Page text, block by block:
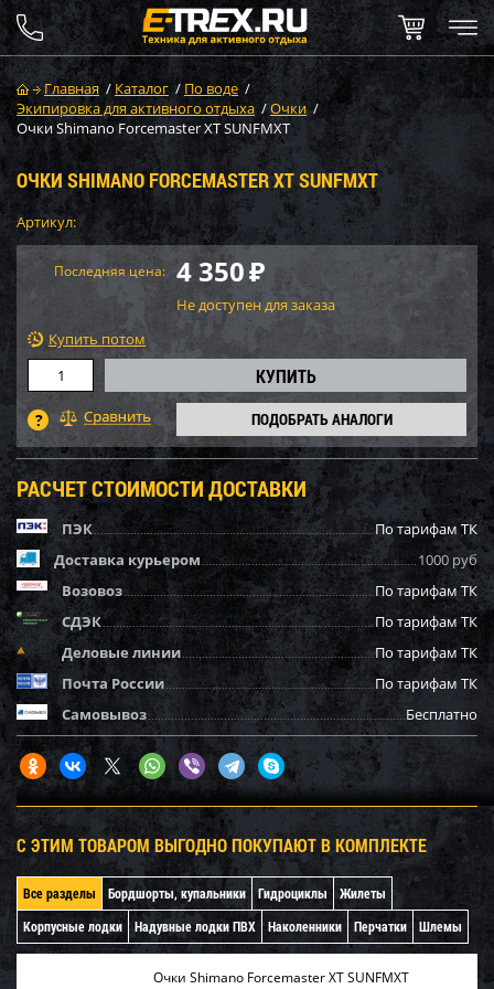
Главная / Каталог / По воде /
Экипировка для активного отдыха /Очки /
Очки Shimano Forcemaster XT SUNFMXT
ОЧКИ SHIMANO FORCEMASTER XT SUNFMXT
Артикул:
Последняя цена: 4 350₽
Не доступен для заказа
Купить потом
ПОДОБРАТЬ АНАЛОГИ
РАСЧЕТ СТОИМОСТИ ДОСТАВКИ
ПЭК
По тарифам ТК
Доставка курьером
1000 руб
Возовоз
По тарифам ТК
СДЭК
По тарифам ТК
Деловые линии
По тарифам ТК
Почта России
По тарифам ТК
Самовывоз
Бесплатно
С ЭТИМ ТОВАРОМ ВЫГОДНО ПОКУПАЮТ В КОМПЛЕКТЕ
Все разделы Бордшорты, купальники Гидроциклы
Жилеты
Корпусные лодки
Надувные лодки ПВХ Наколенники Перчатки Шлемы
Очки Shimano Forcemaster XT SUNFMXT